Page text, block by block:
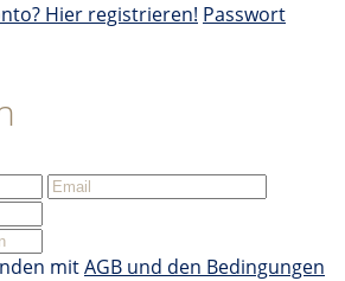
Hier registrieren! Passwort
mitAGB und den Bedingungen